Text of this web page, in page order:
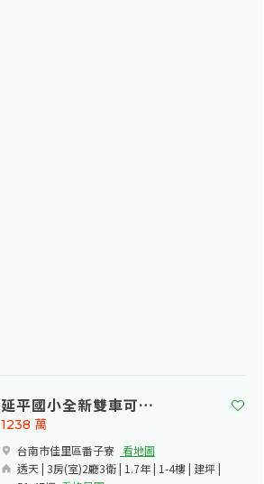
延平國小全新雙車可孝親透天A1
台南市佳里區番子寮​ 看地圖
透天 | 3房(室)2廳3衛 | 1.7年 | 1-4樓 | 建坪 |
1238 萬